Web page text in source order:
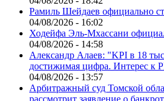
Рамиль Шейдаев официально
04/08/2026 - 16:02
Ходейфа Эль-Мхассани
04/08/2026 - 14:58
Александр Алаев: "KPI в 18
достижимая цифра. Интерес к
04/08/2026 - 13:57
Арбитражный суд Томской
рассмотрит заявление о